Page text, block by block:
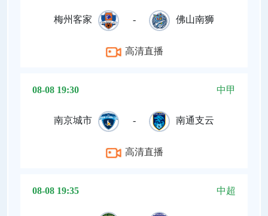
梅州客家 - 佛山南狮
高清直播
08-08 19:30 中甲
南京城市 - 南通支云
高清直播
08-08 19:35 中超